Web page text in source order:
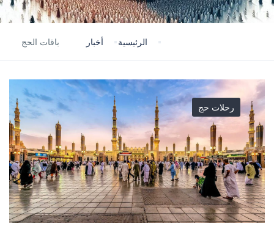
الرئيسية أخبار باقات الحج
رحلات حج